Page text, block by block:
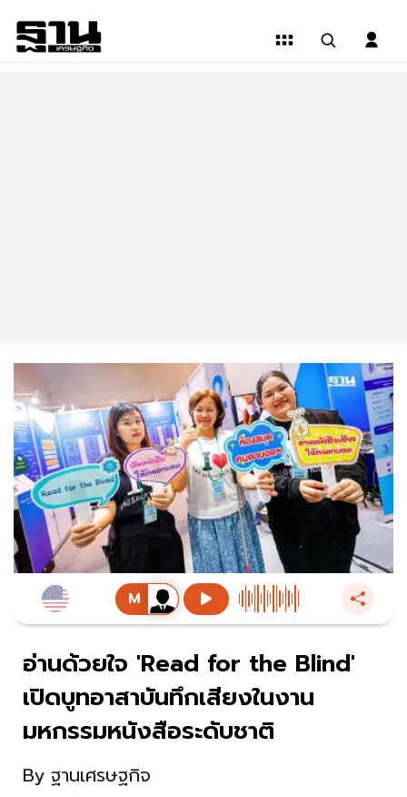
อ่านด้วยใจ 'Read for the Blind'
เปิดบูทอาสาบันทึกเสียงในงาน
มหกรรมหนังสือระดับชาติ
By ฐานเศรษฐกิจ